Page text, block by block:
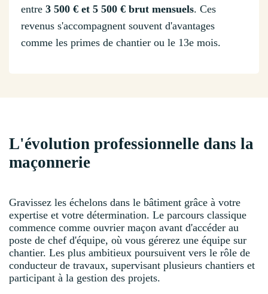
entre 3 500 € et 5 500 € brut mensuels. Ces
revenus s'accompagnent souvent d'avantages
comme les primes de chantier ou le 13e mois.
L'évolution professionnelle dans la
maçonnerie
Gravissez les échelons dans le bâtiment grâce à votre
expertise et votre détermination. Le parcours classique
commence comme ouvrier maçon avant d'accéder au
poste de chef d'équipe, où vous gérerez une équipe sur
chantier. Les plus ambitieux poursuivent vers le rôle de
conducteur de travaux, supervisant plusieurs chantiers et
participant à la gestion des projets.